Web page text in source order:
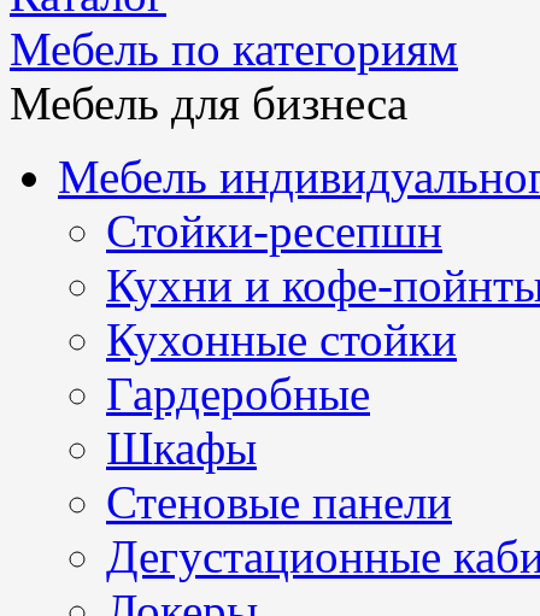
Мебель по категориям
Мебель для бизнеса
Мебель
Стойки-ресепшн
Кухни и кофе-
Кухонные стойки
Гардеробные
Шкафы
Стеновые панели
Дегустационные